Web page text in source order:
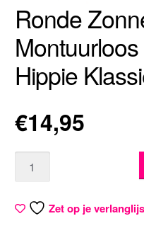
Ronde
Hippie
€14,95
Zet op je